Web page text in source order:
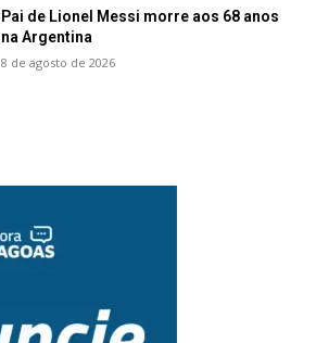
Pai de Lionel Messi morre aos 68 anos
na Argentina
8 de agosto de 2026